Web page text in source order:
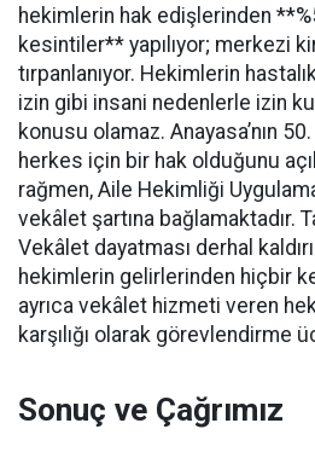
hekimlerin hak edişlerinden
kesintiler** yapılıyor; merkezi
tırpanlanıyor. Hekimlerin
izin gibi insani nedenlerle izin
konusu olamaz. Anayasa’nın
herkes için bir hak olduğunu
rağmen, Aile Hekimliği
vekâlet şartına bağlamaktadır.
Vekâlet dayatması derhal
hekimlerin gelirlerinden hiçbir
ayrıca vekâlet hizmeti veren
karşılığı olarak görevlendirme
Sonuç ve Çağrımız